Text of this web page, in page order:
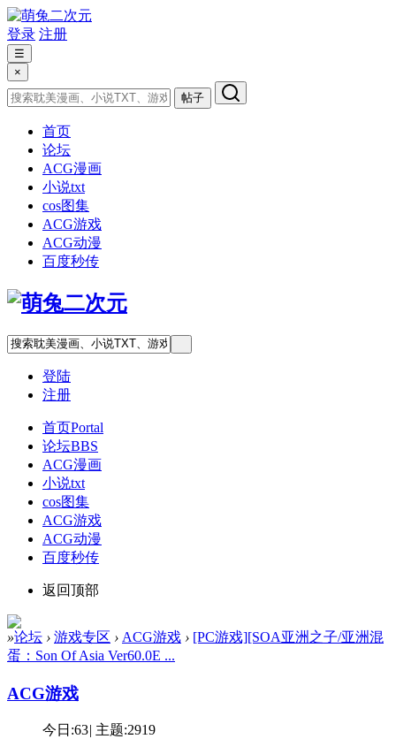
登录 注册
☰
×
帖子
首页
论坛
ACG漫画
小说txt
cos图集
ACG游戏
ACG动漫
百度秒传
登陆
注册
首页Portal
论坛BBS
ACG漫画
小说txt
cos图集
ACG游戏
ACG动漫
百度秒传
返回顶部
»论坛 › 游戏专区 › ACG游戏 › [PC游戏][SOA亚洲之子/亚洲混
蛋：Son Of Asia Ver60.0E ...
ACG游戏
今日:63| 主题:2919